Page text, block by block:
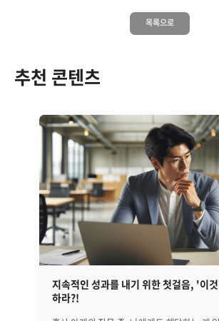
목록으로
추천 콘텐츠
지속적인 성과를 내기 위한 첫걸음, '이
하라?!